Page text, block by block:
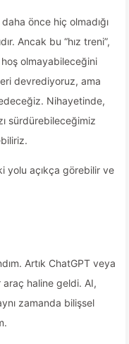
önce hiç olmadığı
Ancak bu “hız treni”,
olmayabileceğini
devrediyoruz, ama
Nihayetinde,
sürdürebileceğimiz
yolu açıkça görebilir ve
Artık ChatGPT veya
haline geldi. AI,
zamanda bilişsel